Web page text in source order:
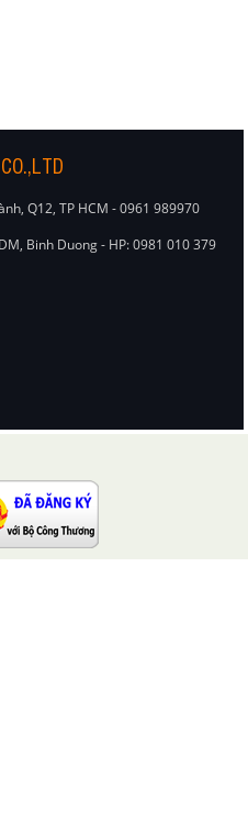
Q12, TP HCM - 0961 989970
Binh Duong - HP: 0981 010 379